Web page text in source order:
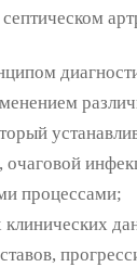
очаговой
процессами;